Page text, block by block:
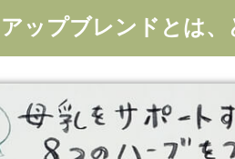
ップブレンドとは、